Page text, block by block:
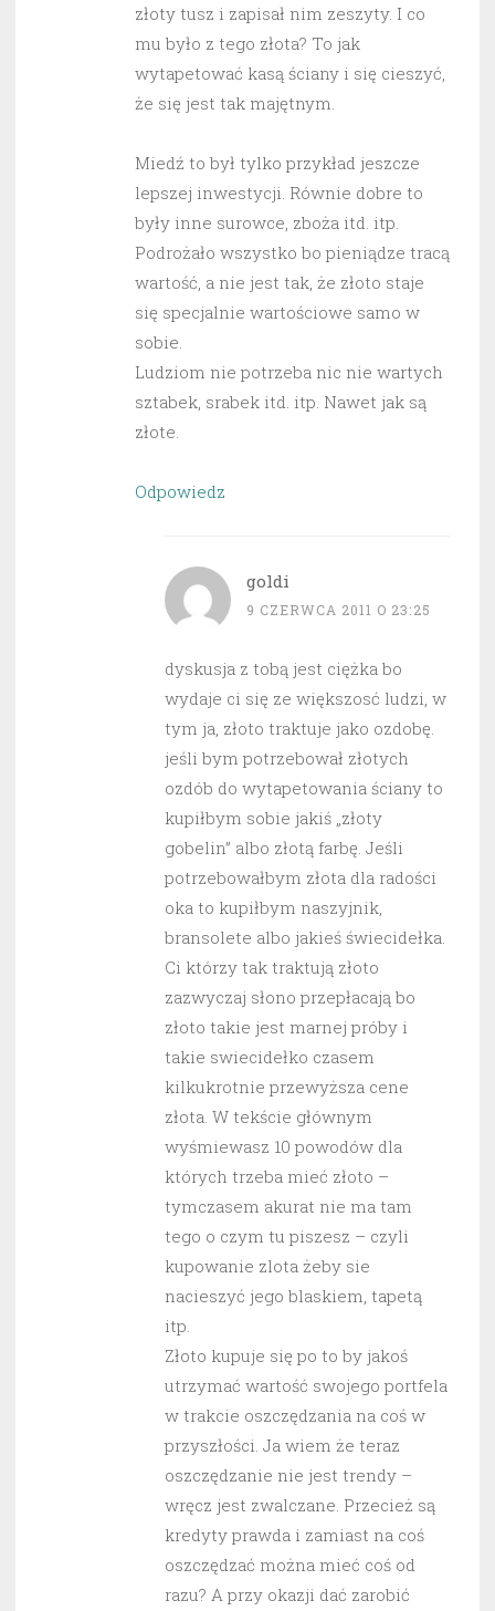
złoty tusz i zapisał nim zeszyty. I co
mu było z tego złota? To jak
wytapetować kasą ściany i się cieszyć,
że się jest tak majętnym.
Miedź to był tylko przykład jeszcze
lepszej inwestycji. Równie dobre to
były inne surowce, zboża itd. itp.
Podrożało wszystko bo pieniądze tracą
wartość, a nie jest tak, że złoto staje
się specjalnie wartościowe samo w
sobie.
Ludziom nie potrzeba nic nie wartych
sztabek, srabek itd. itp. Nawet jak są
złote.
Odpowiedz
goldi
9 CZERWCA 2011 O 23:25
dyskusja z tobą jest ciężka bo
wydaje ci się ze większosć ludzi, w
tym ja, złoto traktuje jako ozdobę.
jeśli bym potrzebował złotych
ozdób do wytapetowania ściany to
kupiłbym sobie jakiś „złoty
gobelin” albo złotą farbę. Jeśli
potrzebowałbym złota dla radości
oka to kupiłbym naszyjnik,
bransolete albo jakieś świecidełka.
Ci którzy tak traktują złoto
zazwyczaj słono przepłacają bo
złoto takie jest marnej próby i
takie swiecidełko czasem
kilkukrotnie przewyższa cene
złota. W tekście głównym
wyśmiewasz 10 powodów dla
których trzeba mieć złoto –
tymczasem akurat nie ma tam
tego o czym tu piszesz – czyli
kupowanie zlota żeby sie
nacieszyć jego blaskiem, tapetą
itp.
Złoto kupuje się po to by jakoś
utrzymać wartość swojego portfela
w trakcie oszczędzania na coś w
przyszłości. Ja wiem że teraz
oszczędzanie nie jest trendy –
wręcz jest zwalczane. Przecież są
kredyty prawda i zamiast na coś
oszczędzać można mieć coś od
razu? A przy okazji dać zarobić